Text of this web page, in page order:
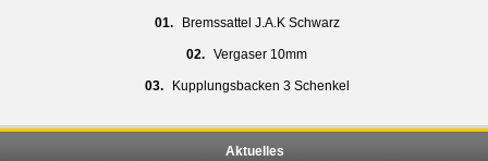
01. Bremssattel J.A.K Schwarz
02. Vergaser 10mm
03. Kupplungsbacken 3 Schenkel
Aktuelles